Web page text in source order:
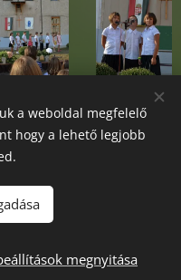
a weboldal megfelelő
hogy a lehető legjobb
megnyitása